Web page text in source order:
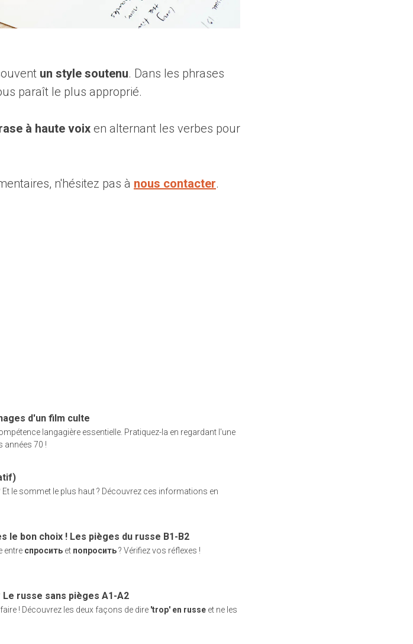
un style soutenu. Dans les phrases
paraît le plus approprié.
à haute voix en alternant les verbes pour
n'hésitez pas à nous contacter.
d'un film culte
langagière essentielle. Pratiquez-la en regardant l'une
années 70 !
le sommet le plus haut ? Découvrez ces informations en
le bon choix ! Les pièges du russe B1-B2
entre спросить et попросить? Vérifiez vos réflexes !
russe sans pièges A1-A2
! Découvrez les deux façons de dire 'trop' en russe et ne les